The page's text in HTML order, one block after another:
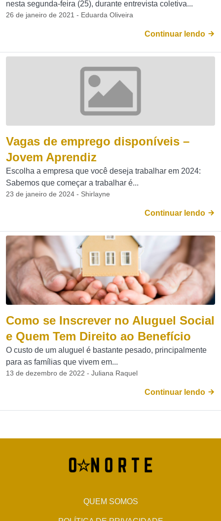
nesta segunda-feira (25), durante entrevista coletiva...
26 de janeiro de 2021 - Eduarda Oliveira
Continuar lendo
Vagas de emprego disponíveis –
Jovem Aprendiz
Escolha a empresa que você deseja trabalhar em 2024:
Sabemos que começar a trabalhar é...
23 de janeiro de 2024 - Shirlayne
Continuar lendo
Como se Inscrever no Aluguel Social
e Quem Tem Direito ao Benefício
O custo de um aluguel é bastante pesado, principalmente
para as famílias que vivem em...
13 de dezembro de 2022 - Juliana Raquel
Continuar lendo
QUEM SOMOS